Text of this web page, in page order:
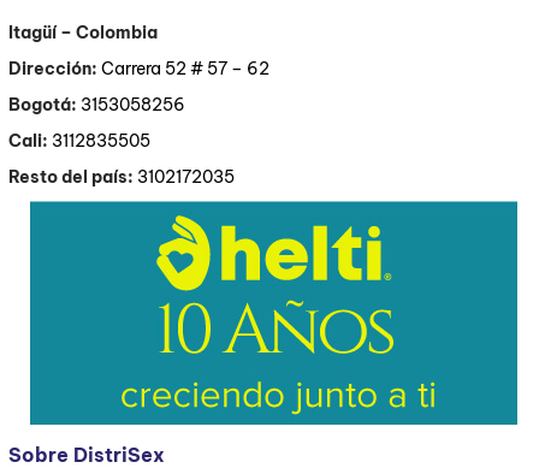
Itagüí– Colombia
Dirección: Carrera 52 # 57 – 62
Bogotá: 3153058256
Cali: 3112835505
Resto del país: 3102172035
Sobre DistriSex